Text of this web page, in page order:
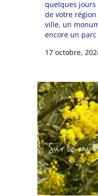
quelques
de votre
ville, un
encore un
17 octobre,